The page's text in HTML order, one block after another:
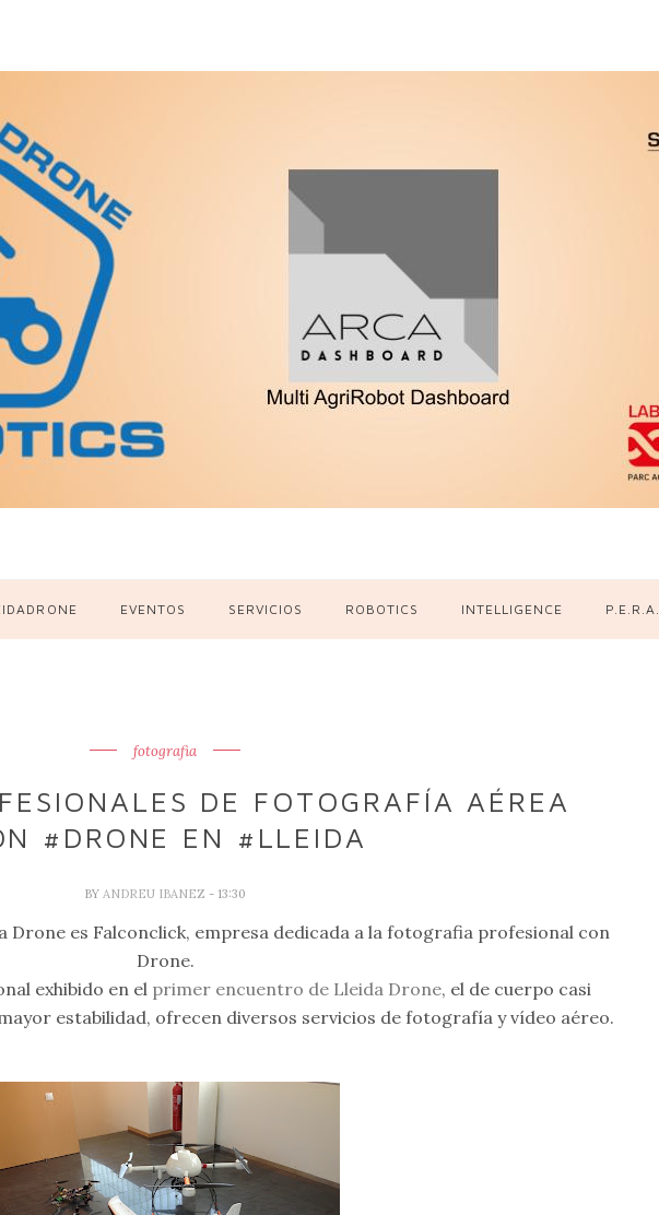
EVENTOS SERVICIOS ROBOTICS INTELLIGENCE P.E.R.A.
fotografia
DE FOTOGRAFÍA AÉREA
#DRONE EN #LLEIDA
BYANDREU IBANEZ - 13:30
Drone es Falconclick, empresa dedicada a la fotografia profesional con
Drone.
exhibido en el primer encuentro de Lleida Drone, el de cuerpo casi
estabilidad, ofrecen diversos servicios de fotografía y vídeo aéreo.